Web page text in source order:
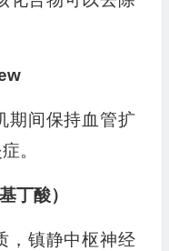
期间保持血管扩
。
丁酸）
，镇静中枢神经